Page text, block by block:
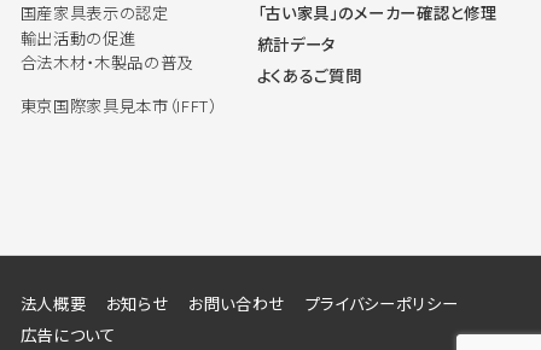
国産家具表示の認定
輸出活動の促進
合法木材・木製品の普及
東京国際家具見本市（IFFT）
「古い家具」のメーカー確認と修理
統計データ
よくあるご質問
法人概要 お知らせ お問い合わせ
プライバシーポリシー
広告について